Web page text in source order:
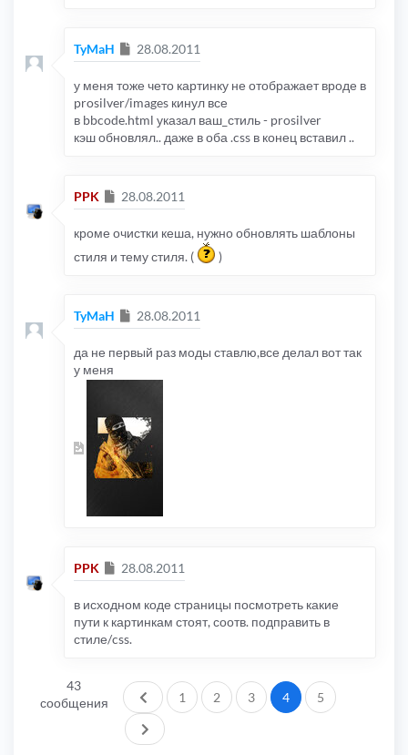
TyMaH Сообщение
28.08.2011
у меня тоже чето картинку не отображает вроде в
prosilver/images кинул все
в bbcode.html указал ваш_стиль - prosilver
кэш обновлял.. даже в оба .css в конец вставил ..
PPK Сообщение
28.08.2011
кроме очистки кеша, нужно обновлять шаблоны
стиля и тему стиля. (
)
TyMaH Сообщение
28.08.2011
да не первый раз моды ставлю,все делал вот так
у меня
PPK Сообщение
28.08.2011
в исходном коде страницы посмотреть какие
пути к картинкам стоят, соотв. подправить в
стиле/css.
43
сообщения
Пред.
1 2 3 4
5
След.